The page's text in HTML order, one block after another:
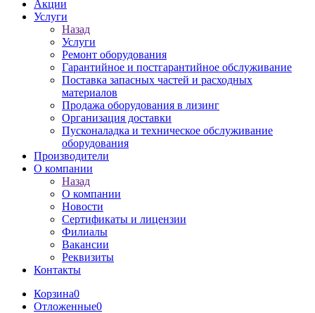
Акции
Услуги
Назад
Услуги
Ремонт оборудования
Гарантийное и постгарантийное обслуживание
Поставка запасных частей и расходных
материалов
Продажа оборудования в лизинг
Организация доставки
Пусконаладка и техническое обслуживание
оборудования
Производители
О компании
Назад
О компании
Новости
Сертификаты и лицензии
Филиалы
Вакансии
Реквизиты
Контакты
Корзина0
Отложенные0